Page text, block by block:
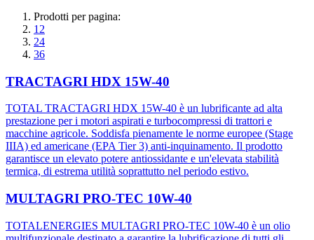
Prodotti per pagina:
12
24
36
TRACTAGRI HDX 15W-40
TOTAL TRACTAGRI HDX 15W-40 è un lubrificante ad alta
prestazione per i motori aspirati e turbocompressi di trattori e
macchine agricole. Soddisfa pienamente le norme europee (Stage
IIIA) ed americane (EPA Tier 3) anti-inquinamento. Il prodotto
garantisce un elevato potere antiossidante e un'elevata stabilità
termica, di estrema utilità soprattutto nel periodo estivo.
MULTAGRI PRO-TEC 10W-40
TOTALENERGIES MULTAGRI PRO-TEC 10W-40 è un olio